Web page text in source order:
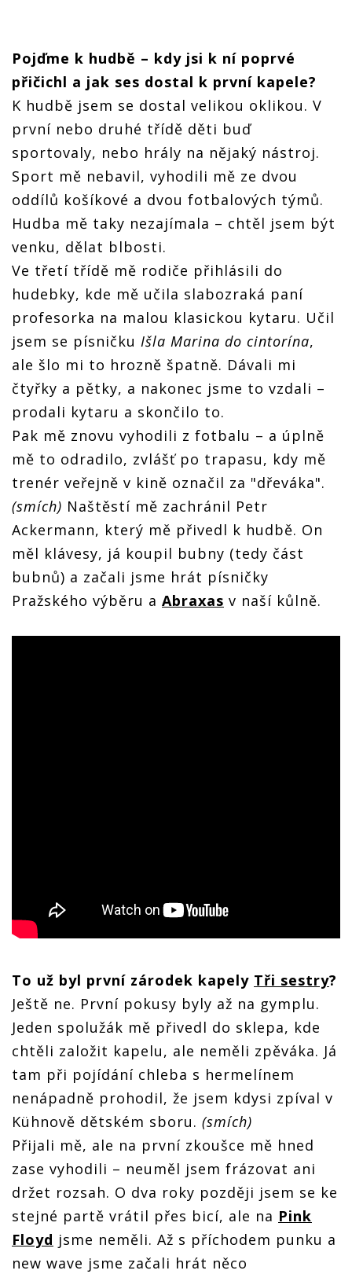
Pojďme k hudbě – kdy jsi k ní poprvé
přičichl a jak ses dostal k první kapele?
K hudbě jsem se dostal velikou oklikou. V
první nebo druhé třídě děti buď
sportovaly, nebo hrály na nějaký nástroj.
Sport mě nebavil, vyhodili mě ze dvou
oddílů košíkové a dvou fotbalových týmů.
Hudba mě taky nezajímala – chtěl jsem být
venku, dělat blbosti.
Ve třetí třídě mě rodiče přihlásili do
hudebky, kde mě učila slabozraká paní
profesorka na malou klasickou kytaru. Učil
jsem se písničku Išla Marina do cintorína,
ale šlo mi to hrozně špatně. Dávali mi
čtyřky a pětky, a nakonec jsme to vzdali –
prodali kytaru a skončilo to.
Pak mě znovu vyhodili z fotbalu – a úplně
mě to odradilo, zvlášť po trapasu, kdy mě
trenér veřejně v kině označil za "dřeváka".
(smích) Naštěstí mě zachránil Petr
Ackermann, který mě přivedl k hudbě. On
měl klávesy, já koupil bubny (tedy část
bubnů) a začali jsme hrát písničky
Pražského výběru a Abraxas v naší kůlně.
To už byl první zárodek kapely Tři sestry?
Ještě ne. První pokusy byly až na gymplu.
Jeden spolužák mě přivedl do sklepa, kde
chtěli založit kapelu, ale neměli zpěváka. Já
tam při pojídání chleba s hermelínem
nenápadně prohodil, že jsem kdysi zpíval v
Kühnově dětském sboru. (smích)
Přijali mě, ale na první zkoušce mě hned
zase vyhodili – neuměl jsem frázovat ani
držet rozsah. O dva roky později jsem se ke
stejné partě vrátil přes bicí, ale na Pink
Floyd jsme neměli. Až s příchodem punku a
new wave jsme začali hrát něco